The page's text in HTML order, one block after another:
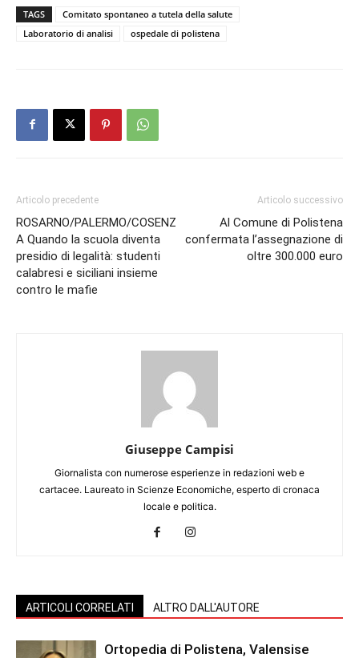
TAGS
Comitato spontaneo a tutela della salute
Laboratorio di analisi
ospedale di polistena
Articolo precedente
ROSARNO/PALERMO/COSENZ
A Quando la scuola diventa
presidio di legalità: studenti
calabresi e siciliani insieme
contro le mafie
Articolo successivo
Al Comune di Polistena
confermata l’assegnazione di
oltre 300.000 euro
Giuseppe Campisi
Giornalista con numerose esperienze in redazioni web e
cartacee. Laureato in Scienze Economiche, esperto di cronaca
locale e politica.
ARTICOLI CORRELATI ALTRO DALL'AUTORE
Ortopedia di Polistena, Valensise